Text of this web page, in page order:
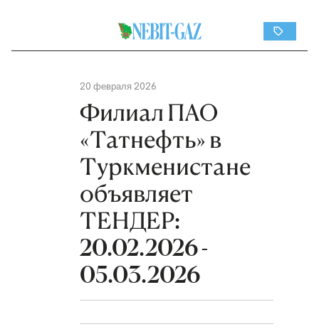
20 февраля 2026
Филиал ПАО
«Татнефть» в
Туркменистане
объявляет
ТЕНДЕР:
20.02.2026 -
05.03.2026